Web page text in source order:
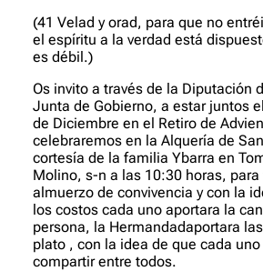
(41 Velad y orad, para que no
el espíritu a la verdad está
es débil.)
Os invito a través de la Diputación
Junta de Gobierno, a estar juntos
de Diciembre en el Retiro de
celebraremos en la Alquería de
cortesía de la familia Ybarra en
Molino, s-n a las 10:30 horas,
almuerzo de convivencia y con la
los costos cada uno aportara la
persona, la Hermandadaportara
plato , con la idea de que cada
compartir entre todos.